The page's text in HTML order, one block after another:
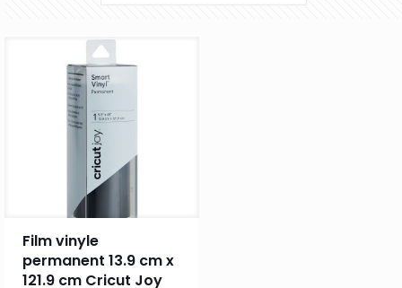
Film vinyle
permanent 13.9 cm x
121.9 cm Cricut Joy